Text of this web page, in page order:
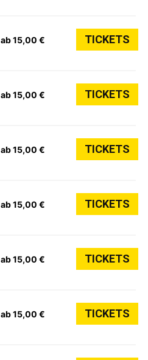
ab 15,00 € TICKETS
ab 15,00 € TICKETS
ab 15,00 € TICKETS
ab 15,00 € TICKETS
ab 15,00 € TICKETS
ab 15,00 € TICKETS